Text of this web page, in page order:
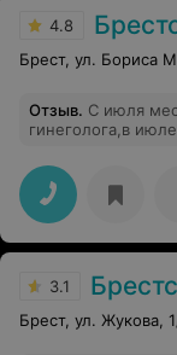
4.8
Брест, ул. Бориса
Отзыв. С июля
гинеголога,в
обстоятельств
предложили
графика
возможности
хоть раз в два
поликлиника
3.1
Брест, ул. Жукова,